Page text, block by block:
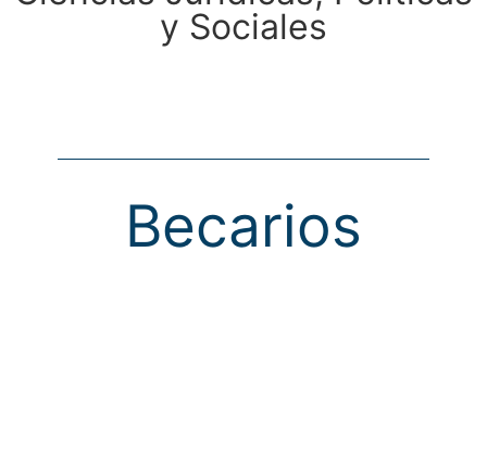
y Sociales
Becarios